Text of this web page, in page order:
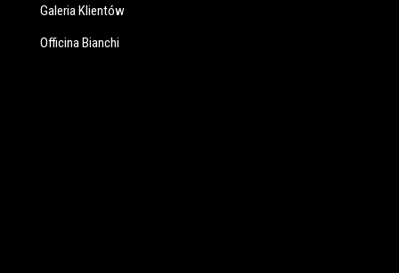
Galeria Klientów
Officina Bianchi